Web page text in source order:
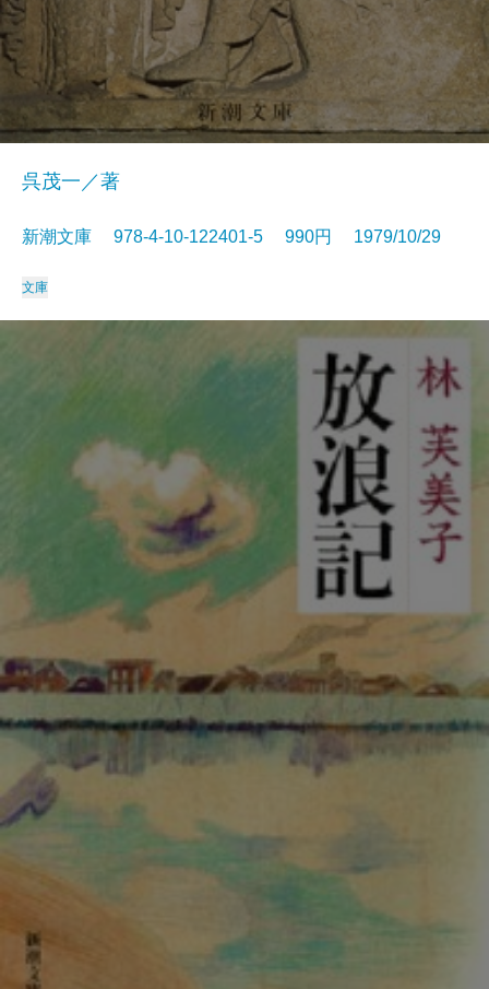
呉茂一／著
新潮文庫 978-4-10-122401-5 990円 1979/10/29
文庫